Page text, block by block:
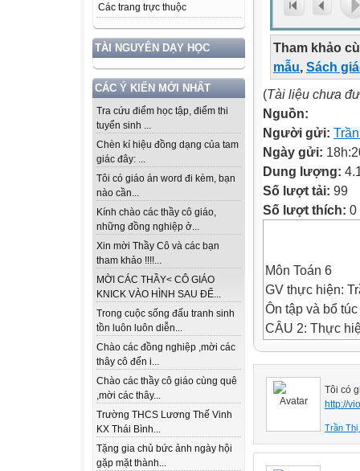
Các trang trực thuộc
TÀI NGUYÊN DẠY HỌC
CÁC Ý KIẾN MỚI NHẤT
Tra cứu điểm học tập, điểm thi
tuyển sinh ...
Chèn kí hiệu đồng dạng của tam
giác đây: ...
Tôi có giáo án word đi kèm, bạn
nào cần...
Kính chào các thầy cô giáo,
những đồng nghiệp ở...
Xin mời Thầy Cô và các bạn
tham khảo !!!!...
MỜI CÁC THẦY< CÔ GIÁO
KNICK VÀO HÌNH SAU ĐỂ...
Trong cuộc sống đấu tranh sinh
tồn luôn luôn diễn...
Chào các đồng nghiệp ,mời các
thây cô đến i...
Chào các thầy cô giáo cùng quê
,mời các thây...
Trường THCS Lương Thế Vinh
KX Thái Bình...
Tặng gia chủ bức ảnh ngày hội
gặp mặt thành...
Tham khảo
mẫu, Sách
(Tài liệu chưa
Nguồn:
Người gửi:
Ngày gửi:
Dung lượng:
Số lượt tải: 99
Số lượt thích: 0
Môn Toán 6
GV thực hiện:
Ôn tập và bổ
CÂU 2: Thực
a, 4 + 6 = ...
b, 4 . 6 = ...
c, 6 – 4 = ...
d, 4 – 6 = ...
10
24
Tôi có
http://
Trần